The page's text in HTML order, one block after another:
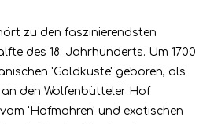
zu den faszinierendsten
des 18. Jahrhunderts. Um 1700
'Goldküste' geboren, als
den Wolfenbütteler Hof
'Hofmohren' und exotischen